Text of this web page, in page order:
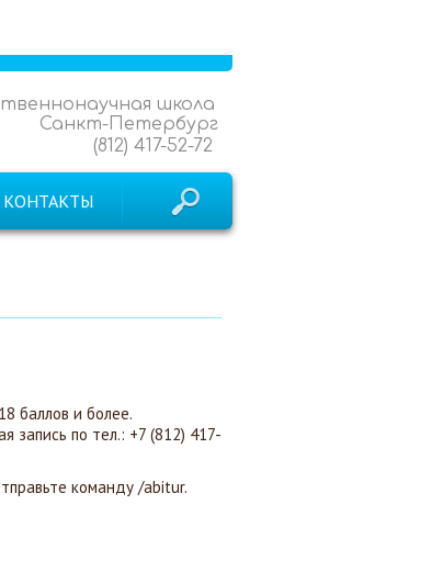
школа
Санкт-Петербург
(812) 417-52-72
КОНТАКТЫ
баллов и более.
запись по тел.: +7 (812) 417-
команду /abitur.